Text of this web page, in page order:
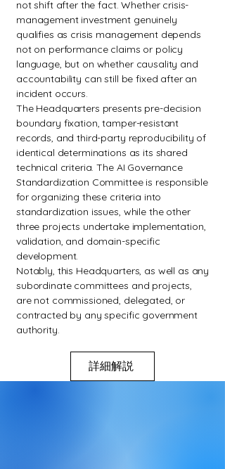
not shift after the fact. Whether crisis-
management investment genuinely
qualifies as crisis management depends
not on performance claims or policy
language, but on whether causality and
accountability can still be fixed after an
incident occurs.
The Headquarters presents pre-decision
boundary fixation, tamper-resistant
records, and third-party reproducibility of
identical determinations as its shared
technical criteria. The AI Governance
Standardization Committee is responsible
for organizing these criteria into
standardization issues, while the other
three projects undertake implementation,
validation, and domain-specific
development.
Notably, this Headquarters, as well as any
subordinate committees and projects,
are not commissioned, delegated, or
contracted by any specific government
authority.
詳細解説